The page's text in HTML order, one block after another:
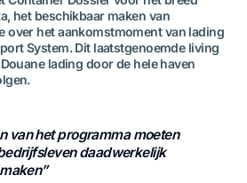
het beschikbaar maken van
over het aankomstmoment van lading
System. Dit laatstgenoemde living
lading door de hele haven
van het programma moeten
daadwerkelijk